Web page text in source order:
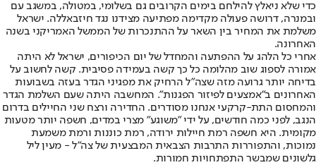
כדי שלא ניאלץ להילחם בימים הקרובים גם בשלומי, במטולה, במשגב עם
ובמנרה, דרושה פעולה מקדימה מפתיעה מצידנו נגד חיזבאללה. ישראל
משלמת את המחיר בין השאר על ההתנכרות של הממשל האמריקני בשנה
האחרונה.
אחרי כל הלהג על ההפתעה והמחדל של יום הכיפורים, ישראל לא היתה
אמורה לספוג שוב מהלומה כל כך קשה בעמידה פסיבית. קשה לחשוב על
בדיחה יותר גרועה מזה שצה"ל הרחיק את מפגיני הגדר בעזה בשבועות
האחרונים ב"אמצעים לפיזור הפגנות". המחשבה היתה שעם השלמת הגדר
והמחסום התת-קרקעי אנחנו מסודרים. החדירה ורצח שני החיילים בדרום
הנגב, לפני כמה חודשים, על ידי "משוגע" מצרי במדים, חשפה יותר מטעות
מקומית. היא חשפה רמת חיילות ירודה, רמת כוננות ורמת משמעת
נמוכות, והתפוררות התרבות הצבאית המבצעית של צה"ל - מעין ליל
גלשונים שמבשר התפתחויות חמורות.